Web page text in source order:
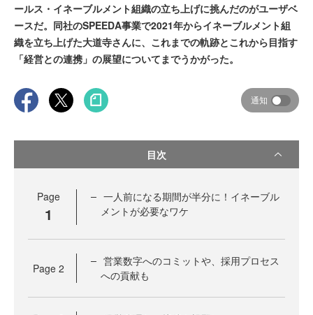
ールス・イネーブルメント組織の立ち上げに挑んだのがユーザベ
ースだ。同社のSPEEDA事業で2021年からイネーブルメント組
織を立ち上げた大道寺さんに、これまでの軌跡とこれから目指す
「経営との連携」の展望についてまでうかがった。
通知
目次
Page
1
一人前になる期間が半分に！イネーブル
メントが必要なワケ
Page 2
営業数字へのコミットや、採用プロセス
への貢献も